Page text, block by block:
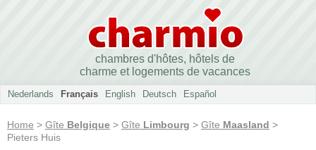
chambres d'hôtes, hôtels de
charme et logements de vacances
Nederlands Français English Deutsch Español
Home > Gîte Belgique > Gîte Limbourg > Gîte Maasland >
Pieters Huis